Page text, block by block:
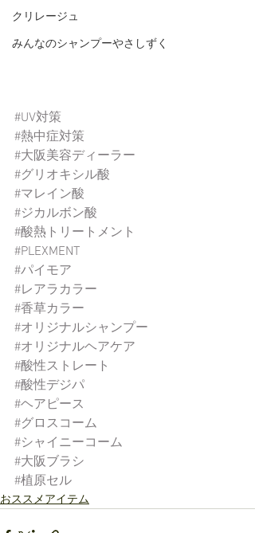
クリレージュ
みんなのシャンプーやさしずく
#UV対策
#熱中症対策
#大阪美容ディーラー
#グリオキシル酸
#マレイン酸
#ジカルボン酸
#酸熱トリートメント
#PLEXMENT
#パイモア
#レアラカラー
#香草カラー
#オリジナルシャンプー
#オリジナルヘアケア
#酸性ストレート
#酸性デジパ
#ヘアピース
#グロスコーム
#シャイニーコーム
#大阪ブラシ
#植原セル
おススメアイテム